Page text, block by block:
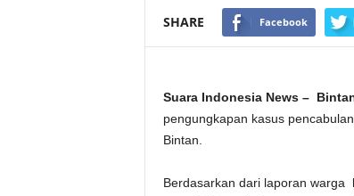
SHARE Facebook
Suara Indonesia News –
pengungkapan kasus
Bintan.
Berdasarkan dari laporan warga